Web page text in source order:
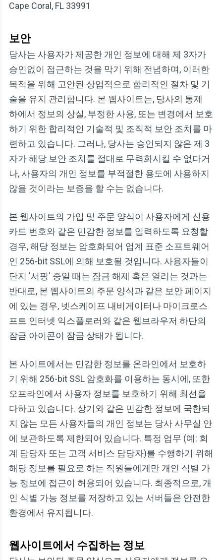
Cape Coral, FL 33991
보안
당사는 사용자가 제공한 개인 정보에 대해 제 3자가
승인없이 접근하는 것을 막기 위해 전념하며, 이러한
목적을 위해 고안된 상업적으로 합리적인 절차 및 기
술을 유지 관리합니다. 본 웹사이트는, 당사의 통제
하에서 정보의 상실, 부정한 사용, 또는 변경에서 보호
하기 위한 합리적인 기술적 및 조직적 보안 조치를 마
련하고 있습니다. 그러나, 당사는 승인되지 않은 제 3
자가 해당 보안 조치를 절대로 무력화시킬 수 없다거
나, 사용자의 개인 정보를 부적절한 용도에 사용하지
않을 것이라는 보증을 할 수는 없습니다.
본 웹사이트의 가입 및 주문 양식이 사용자에게 신용
카드 번호와 같은 민감한 정보를 입력하도록 요청할
경우, 해당 정보는 암호화되어 업계 표준 소프트웨어
인 256-bit SSL에 의해 보호될 것입니다. 사용자들이
단지 '서핑' 중일 때는 잠금 해제 혹은 열리는 것과는
반대로, 본 웹사이트의 주문 양식과 같은 보안 페이지
에 있는 경우, 넷스케이프 내비게이터나 마이크로스
프트 인터넷 익스플로러와 같은 웹브라우저 하단의
잠금 아이콘이 잠금 상태가 됩니다.
본 사이트에서는 민감한 정보를 온라인에서 보호하
기 위해 256-bit SSL 암호화를 이용하는 동시에, 또한
오프라인에서 사용자 정보를 보호하기 위해 최선을
다하고 있습니다. 상기와 같은 민감한 정보에 국한되
지 않는 모든 사용자들의 개인 정보는 당사 사무실 안
에 보관하도록 제한되어 있습니다. 특정 업무 (예: 회
계 담당자 또는 고객 서비스 담당자)를 수행하기 위해
해당 정보를 필요로 하는 직원들에게만 개인 식별 가
능 정보에 접근이 허용되어 있습니다. 최종적으로, 개
인 식별 가능 정보를 저장하고 있는 서버들은 안전한
환경에서 유지됩니다.
웹사이트에서 수집하는 정보